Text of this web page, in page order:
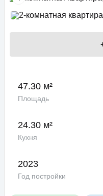
47.30 м²
Площадь
24.30 м²
Кухня
2023
Год постройки